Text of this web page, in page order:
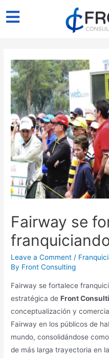
Fairway se
Leave a Comment /
By Front Consulting
Fairway se fortalece
estratégica deFront
conceptualización y
Fairway en los públicos de
mundo, consolidándose
de más larga trayectoria en